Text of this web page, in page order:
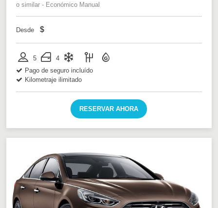
o similar - Económico Manual
Desde $
5
4
Pago de seguro incluído
Kilometraje ilimitado
RESERVAR AHORA